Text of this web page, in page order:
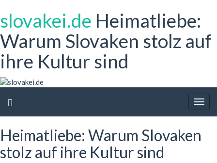
slovakei.de Heimatliebe:
Warum Slovaken stolz auf
ihre Kultur sind
Heimatliebe: Warum Slovaken
stolz auf ihre Kultur sind